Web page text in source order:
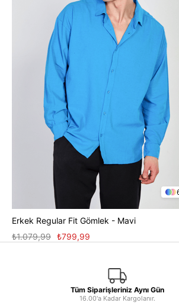
Erkek Regular Fit Gömlek - Mavi
₺799,99
₺1.079,99
Tüm Siparişleriniz Aynı Gün
16.00'a Kadar Kargolanır.